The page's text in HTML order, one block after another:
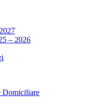
– 2026
Domiciliare